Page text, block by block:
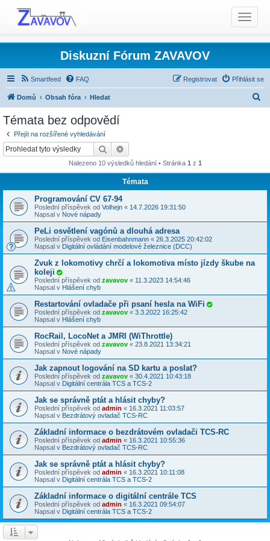
T
o
g
l
e
n
i
o
Diskuzní Fórum ZAVAVOV
Smartfeed FAQ Přihlásit se
Registrovat
Domů Obsah fóra
Hledat
Témata bez odpovědí
Přejít na rozšířené vyhledávání
Hledat
Nalezeno 10 výsledků hledání • Stránka 1 z 1
Témata
Programování CV 67-94
Poslední příspěvek od Volhejn « 14.7.2026 19:31:50
Napsal v Nové nápady
PeLi osvětlení vagónů a dlouhá adresa
Poslední příspěvek od Eisenbahnmann « 26.3.2025 20:42:02
Napsal v Digitální ovládání modelové železnice (DCC)
Zvuk z lokomotivy chrčí a lokomotiva místo jízdy škube na
koleji
Poslední příspěvek od zavavov « 11.3.2023 14:54:46
Napsal v Hlášení chyb
Restartování ovladače při psaní hesla na WiFi
Poslední příspěvek od zavavov « 3.3.2022 16:25:42
Napsal v Hlášení chyb
RocRail, LocoNet a JMRI (WiThrottle)
Poslední příspěvek od zavavov « 23.8.2021 13:34:21
Napsal v Nové nápady
Jak zapnout logování na SD kartu a poslat?
Poslední příspěvek od zavavov « 30.4.2021 10:43:18
Napsal v Digitální centrála TCS a TCS-2
Jak se správně ptát a hlásit chyby?
Poslední příspěvek od admin « 16.3.2021 11:03:57
Napsal v Bezdrátový ovladač TCS-RC
Základní informace o bezdrátovém ovladači TCS-RC
Poslední příspěvek od admin « 16.3.2021 10:55:36
Napsal v Bezdrátový ovladač TCS-RC
Jak se správně ptát a hlásit chyby?
Poslední příspěvek od admin « 16.3.2021 10:11:08
Napsal v Digitální centrála TCS a TCS-2
Základní informace o digitální centrále TCS
Poslední příspěvek od admin « 16.3.2021 09:54:07
Napsal v Digitální centrála TCS a TCS-2